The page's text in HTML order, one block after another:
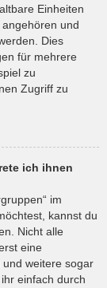
Einheiten
und
Dies
für mehrere
zu
Zugriff zu
ich ihnen
im
kannst du
Nicht alle
eine
weitere sogar
einfach durch